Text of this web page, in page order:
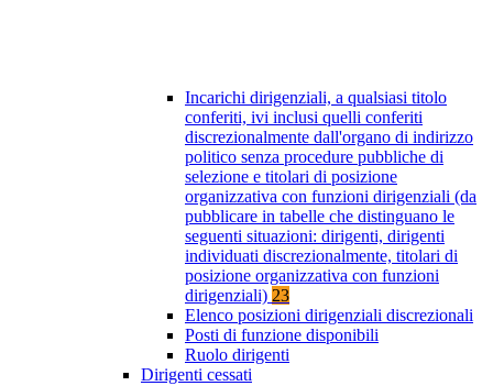
Incarichi dirigenziali, a qualsiasi titolo
conferiti, ivi inclusi quelli conferiti
discrezionalmente dall'organo di indirizzo
politico senza procedure pubbliche di
selezione e titolari di posizione
organizzativa con funzioni dirigenziali (da
pubblicare in tabelle che distinguano le
seguenti situazioni: dirigenti, dirigenti
individuati discrezionalmente, titolari di
posizione organizzativa con funzioni
dirigenziali) 23
Elenco posizioni dirigenziali discrezionali
Posti di funzione disponibili
Ruolo dirigenti
Dirigenti cessati